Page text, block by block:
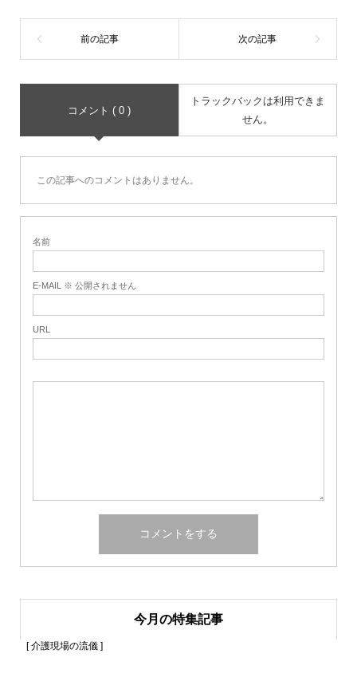
コメント ( 0 )
トラックバックは利用できま
せん。
この記事へのコメントはありません。
名前
E-MAIL ※ 公開されません
URL
今月の特集記事
[ 介護現場の流儀 ]